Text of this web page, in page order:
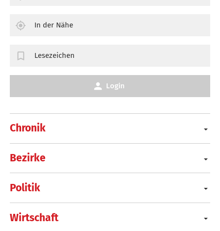
Chronik
Bezirke
Politik
Wirtschaft
In der Nähe
Lesezeichen
Login